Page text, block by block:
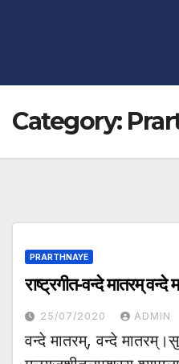
Category:
PRARTHNAYE
राष्ट्रगीत-वन्दे मातरम् वन्दे
25/07/2020 ADMIN
वन्दे मातरम्, वन्दे